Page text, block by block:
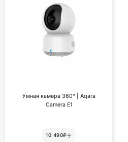
Умная камера 360° | Aqara
Camera E1
10 490₽